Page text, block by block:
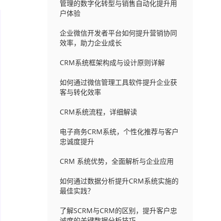
管理的数字化转型与销售自动化提升用
户体验
企业微信开发者平台如何提升营销协同
效率，助力企业成长
CRM系统框架构成与设计原则详解
如何通过微信管理工具软件提升企业获
客与转化效率
CRM系统流程，详细解读
电子商务CRM系统，个性化推荐与客户
忠诚度提升
CRM 系统优势，全面解析与企业应用
如何通过数据分析提升CRM系统实施的
最佳实践？
了解SCRM与CRM的区别，提升客户忠